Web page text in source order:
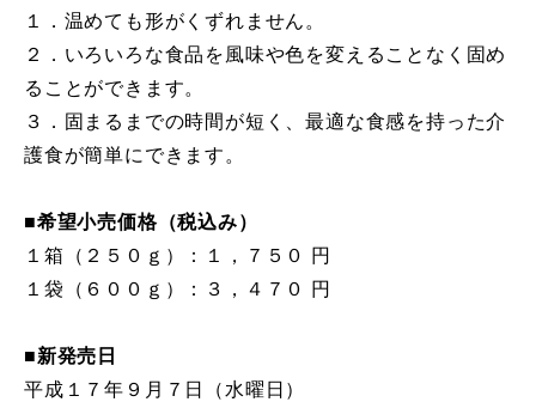
１．温めても形がくずれません。
２．いろいろな食品を風味や色を変えることなく固め
ることができます。
３．固まるまでの時間が短く、最適な食感を持った介
護食が簡単にできます。
■希望小売価格（税込み）
１箱（２５０ｇ）：１，７５０ 円
１袋（６００ｇ）：３，４７０ 円
■新発売日
平成１７年９月７日（水曜日）